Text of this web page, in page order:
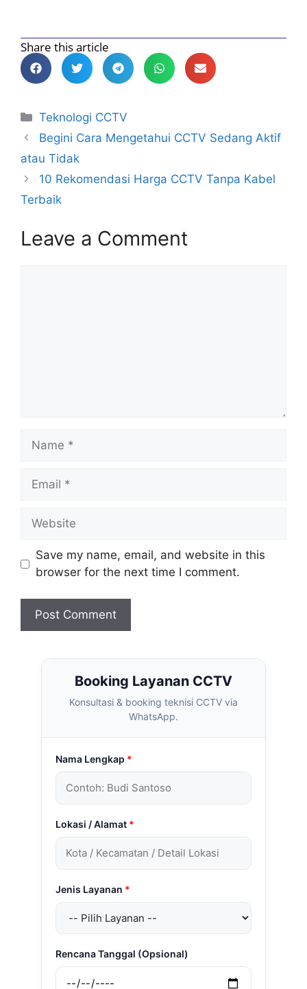
Share this article
Teknologi CCTV
Begini Cara Mengetahui CCTV Sedang Aktif
atau Tidak
10 Rekomendasi Harga CCTV Tanpa Kabel
Terbaik
Leave a Comment
Save my name, email, and website in this
browser for the next time I comment.
Booking Layanan CCTV
Konsultasi & booking teknisi CCTV via
WhatsApp.
Nama Lengkap *
Lokasi / Alamat *
Jenis Layanan *
Rencana Tanggal (Opsional)